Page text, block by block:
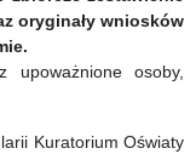
oryginały wniosków
upoważnione osoby,
Kuratorium Oświaty